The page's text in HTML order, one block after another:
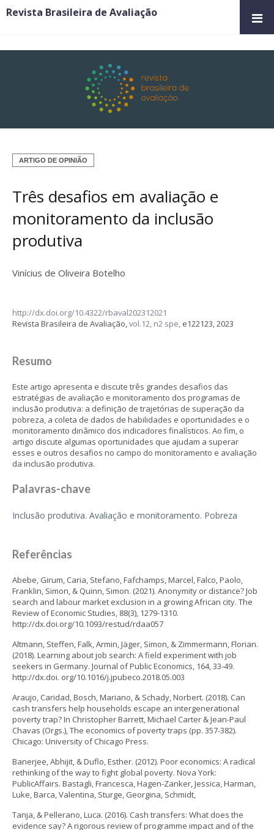
ARTIGO DE OPINIÃO
Três desafios em avaliação e
monitoramento da inclusão
produtiva
Vinícius de Oliveira Botelho
http://dx.doi.org/10.4322/rbaval202312021
Revista Brasileira de Avaliação,vol.12, n2 spe, e122123, 2023
Resumo
Este artigo apresenta e discute três grandes desafios das
estratégias de avaliação e monitoramento dos programas de
inclusão produtiva: a definição de trajetórias de superação da
pobreza, a coleta de dados de habilidades e oportunidades e o
monitoramento dinâmico dos indicadores finalísticos. Ao fim, o
artigo discute algumas oportunidades que ajudam a superar
esses e outros desafios no campo do monitoramento e avaliação
da inclusão produtiva.
Palavras-chave
Inclusão produtiva. Avaliação e monitoramento. Pobreza
Referências
Abebe, Girum, Caria, Stefano, Fafchamps, Marcel, Falco, Paolo,
Franklin, Simon, & Quinn, Simon. (2021). Anonymity or distance? Job
search and labour market exclusion in a growing African city. The
Review of Economic Studies, 88(3), 1279-1310.
http://dx.doi.org/10.1093/restud/rdaa057
Altmann, Steffen, Falk, Armin, Jäger, Simon, & Zimmermann, Florian.
(2018). Learning about job search: A field experiment with job
seekers in Germany. Journal of Public Economics, 164, 33-49.
http://dx.doi. org/10.1016/j.jpubeco.2018.05.003
Araujo, Caridad, Bosch, Mariano, & Schady, Norbert. (2018). Can
cash transfers help households escape an intergenerational
poverty trap? In Christopher Barrett, Michael Carter & Jean-Paul
Chavas (Orgs.), The economics of poverty traps (pp. 357-382).
Chicago: University of Chicago Press.
Banerjee, Abhijit, & Duflo, Esther. (2012). Poor economics: A radical
rethinking of the way to fight global poverty. Nova York:
PublicAffairs. Bastagli, Francesca, Hagen-Zanker, Jessica, Harman,
Luke, Barca, Valentina, Sturge, Georgina, Schmidt,
Tanja, & Pellerano, Luca. (2016). Cash transfers: What does the
evidence say? A rigorous review of programme impact and of the
Revista Brasileira de Avaliação